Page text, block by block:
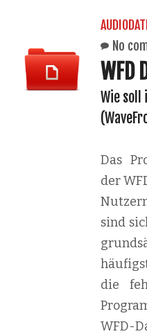
No
WFD
Wie soll
Das
der
sind
die
WFD-